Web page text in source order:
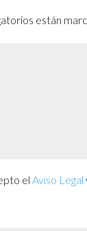
están
el Aviso Legal